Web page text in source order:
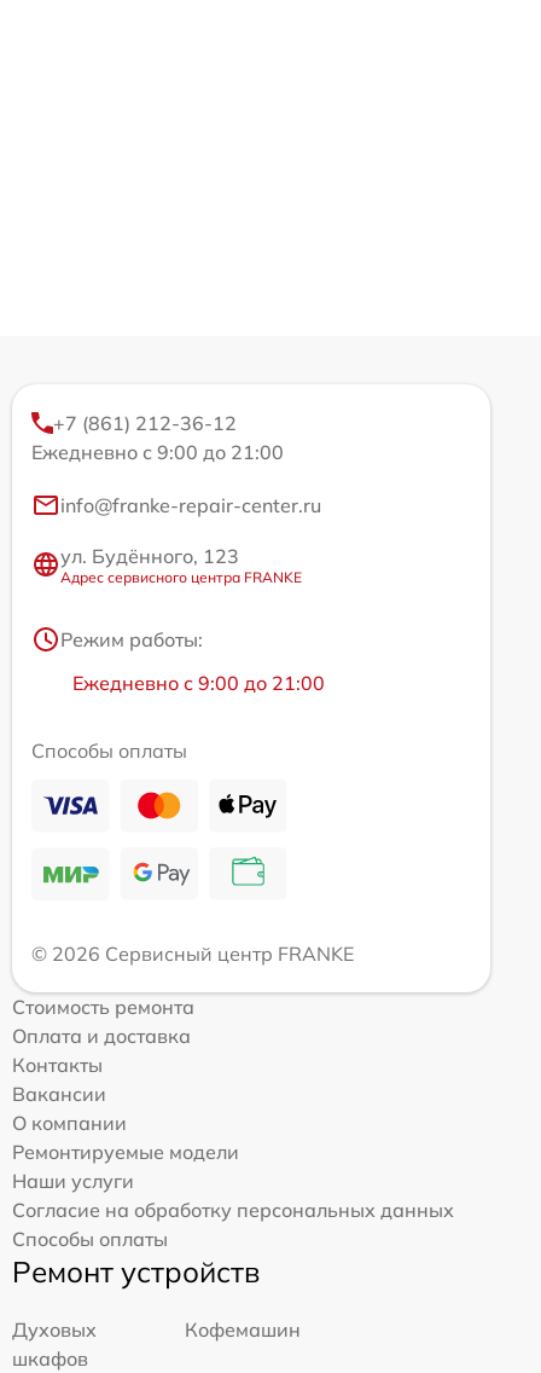
+7 (861) 212-36-12
Ежедневно с 9:00 до 21:00
info@franke-repair-center.ru
ул. Будённого, 123
Адрес сервисного центра FRANKE
Режим работы:
Ежедневно с 9:00 до 21:00
Способы оплаты
© 2026 Сервисный центр FRANKE
Стоимость ремонта
Оплата и доставка
Контакты
Вакансии
О компании
Ремонтируемые модели
Наши услуги
Согласие на обработку персональных данных
Способы оплаты
Ремонт устройств
Духовых
шкафов
Кофемашин